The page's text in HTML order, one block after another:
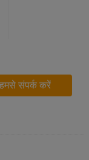
हमसे संपर्क करें